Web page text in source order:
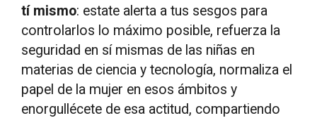
tí mismo: estate alerta a tus sesgos para
controlarlos lo máximo posible, refuerza la
seguridad en sí mismas de las niñas en
materias de ciencia y tecnología, normaliza el
papel de la mujer en esos ámbitos y
enorgullécete de esa actitud, compartiendo